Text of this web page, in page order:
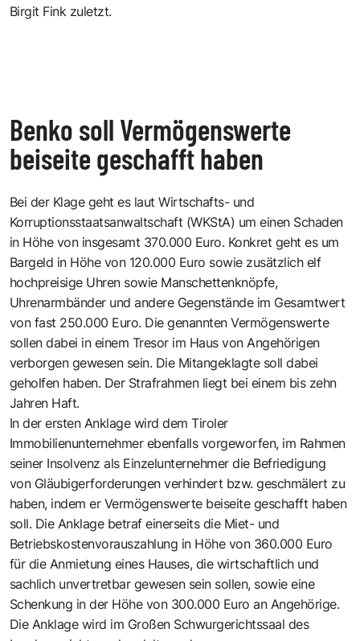
Birgit Fink zuletzt.
Benko soll Vermögenswerte
beiseite geschafft haben
Bei der Klage geht es laut Wirtschafts- und
Korruptionsstaatsanwaltschaft (WKStA) um einen Schaden
in Höhe von insgesamt 370.000 Euro. Konkret geht es um
Bargeld in Höhe von 120.000 Euro sowie zusätzlich elf
hochpreisige Uhren sowie Manschettenknöpfe,
Uhrenarmbänder und andere Gegenstände im Gesamtwert
von fast 250.000 Euro. Die genannten Vermögenswerte
sollen dabei in einem Tresor im Haus von Angehörigen
verborgen gewesen sein. Die Mitangeklagte soll dabei
geholfen haben. Der Strafrahmen liegt bei einem bis zehn
Jahren Haft.
In der ersten Anklage wird dem Tiroler
Immobilienunternehmer ebenfalls vorgeworfen, im Rahmen
seiner Insolvenz als Einzelunternehmer die Befriedigung
von Gläubigerforderungen verhindert bzw. geschmälert zu
haben, indem er Vermögenswerte beiseite geschafft haben
soll. Die Anklage betraf einerseits die Miet- und
Betriebskostenvorauszahlung in Höhe von 360.000 Euro
für die Anmietung eines Hauses, die wirtschaftlich und
sachlich unvertretbar gewesen sein sollen, sowie eine
Schenkung in der Höhe von 300.000 Euro an Angehörige.
Die Anklage wird im Großen Schwurgerichtssaal des